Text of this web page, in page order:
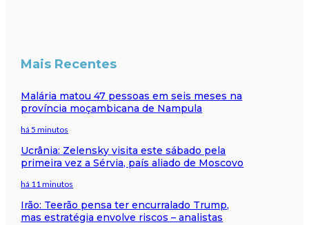
Mais Recentes
Malária matou 47 pessoas em seis meses na
província moçambicana de Nampula
há 5 minutos
Ucrânia: Zelensky visita este sábado pela
primeira vez a Sérvia, país aliado de Moscovo
há 11 minutos
Irão: Teerão pensa ter encurralado Trump,
mas estratégia envolve riscos – analistas